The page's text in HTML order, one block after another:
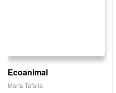
Ecoanimal
Marta Tafalla